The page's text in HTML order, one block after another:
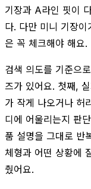
기장과 A라인 핏이
다. 다만 미니 기장
은 꼭 체크해야 해요.
검색 의도를 기준으
즈가 있어요. 첫째,
가 작게 나오거나 허
디에 어울리는지 판
품 설명을 그대로 반
체형과 어떤 상황에
췄어요.